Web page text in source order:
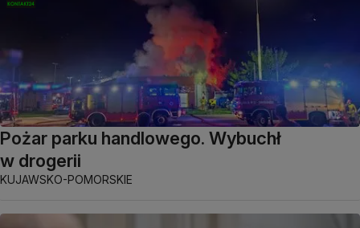
Pożar parku handlowego. Wybuchł
w drogerii
KUJAWSKO-POMORSKIE